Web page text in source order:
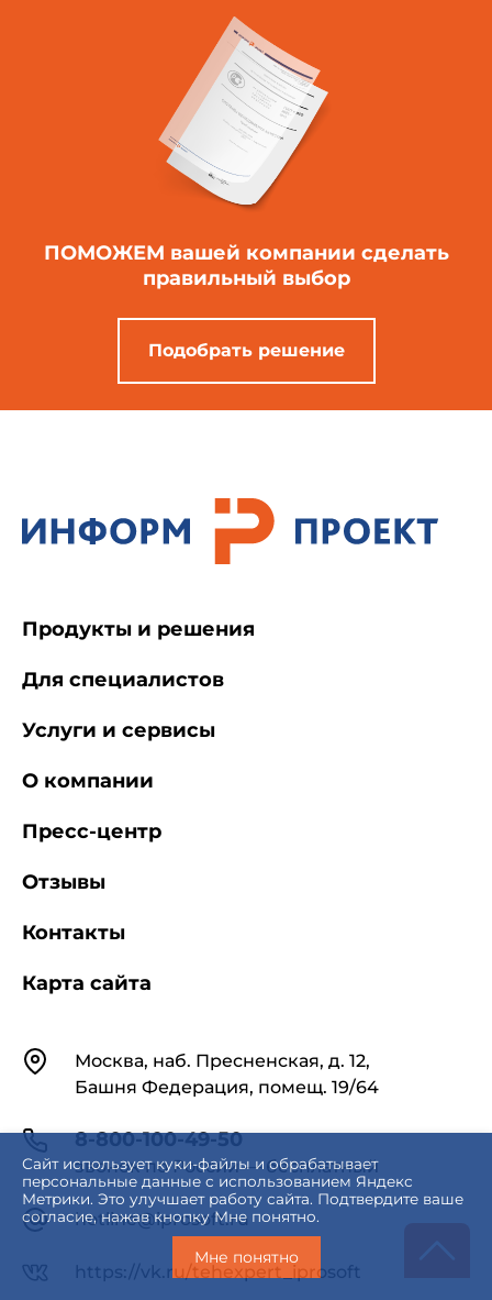
ПОМОЖЕМ вашей компании сделать
правильный выбор
Подобрать решение
Сайт использует куки-файлы и обрабатывает
персональные данные с использованием Яндекс
Метрики. Это улучшает работу сайта. Подтвердите ваше
согласие, нажав кнопку Мне понятно.
Мне понятно
КонтактыМосква, наб. Пресненская, д. 12,
Башня Федерация, помещ. 19/64
8-800-100-49-50
звонок по России — бесплатный
hotline@iprosoft.ru
https://vk.ru/tehexpert_iprosoft
Продукты и решения
Для специалистов
Услуги и сервисы
О компании
Пресс-центр
Отзывы
Контакты
Карта сайта